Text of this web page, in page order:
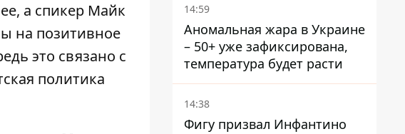
а спикер Майк
на позитивное
это связано с
политика
14:59
Аномальная жара в Украине
– 50+ уже зафиксирована,
температура будет расти
14:38
Фигу призвал Инфантино